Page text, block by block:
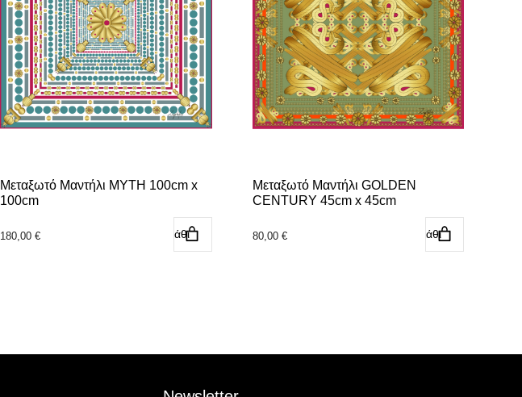
Μεταξωτό Μαντήλι MYTH 100cm x
100cm
180,00 € Προσθήκη στο καλάθι
Μεταξωτό Μαντήλι GOLDEN
CENTURY 45cm x 45cm
80,00 € Προσθήκη στο καλάθι